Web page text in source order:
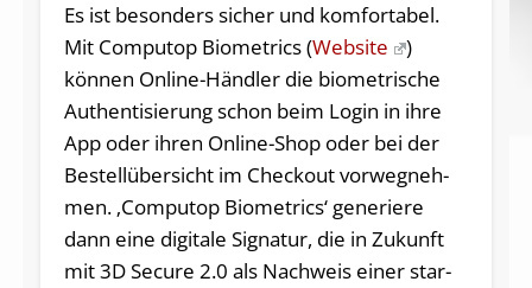
Es ist be­son­ders si­cher und kom­for­ta­bel.
Mit Computop Biometrics (Website
)
können On­line-Händ­ler die bio­me­tri­sche
Au­then­ti­sie­rung schon beim Log­in in ih­re
App oder ih­ren On­line-Shop oder bei der
Be­stell­über­sicht im Check­out vor­weg­neh­
men. ‚Com­pu­top Bio­metrics‘ ge­ne­rie­re
dann ei­ne di­gi­ta­le Si­gna­tur, die in Zu­kunft
mit 3D Se­cu­re 2.0 als Nach­weis ei­ner star­